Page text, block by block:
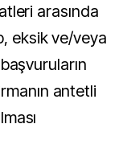
arasında
eksik ve/veya
antetli